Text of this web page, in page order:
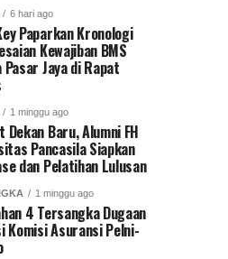
6 hari ago
Paparkan Kronologi
Kewajiban BMS
Pasar Jaya di Rapat
1 minggu ago
Dekan Baru, Alumni FH
Pancasila Siapkan
dan Pelatihan Lulusan
1 minggu ago
4 Tersangka Dugaan
Komisi Asuransi Pelni-